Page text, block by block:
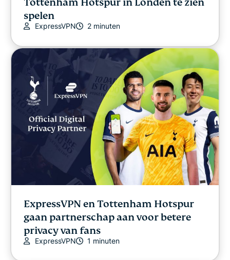
spelen
ExpressVPN 2 minuten
ExpressVPN en Tottenham Hotspur
gaan partnerschap aan voor betere
privacy van fans
ExpressVPN 1 minuten